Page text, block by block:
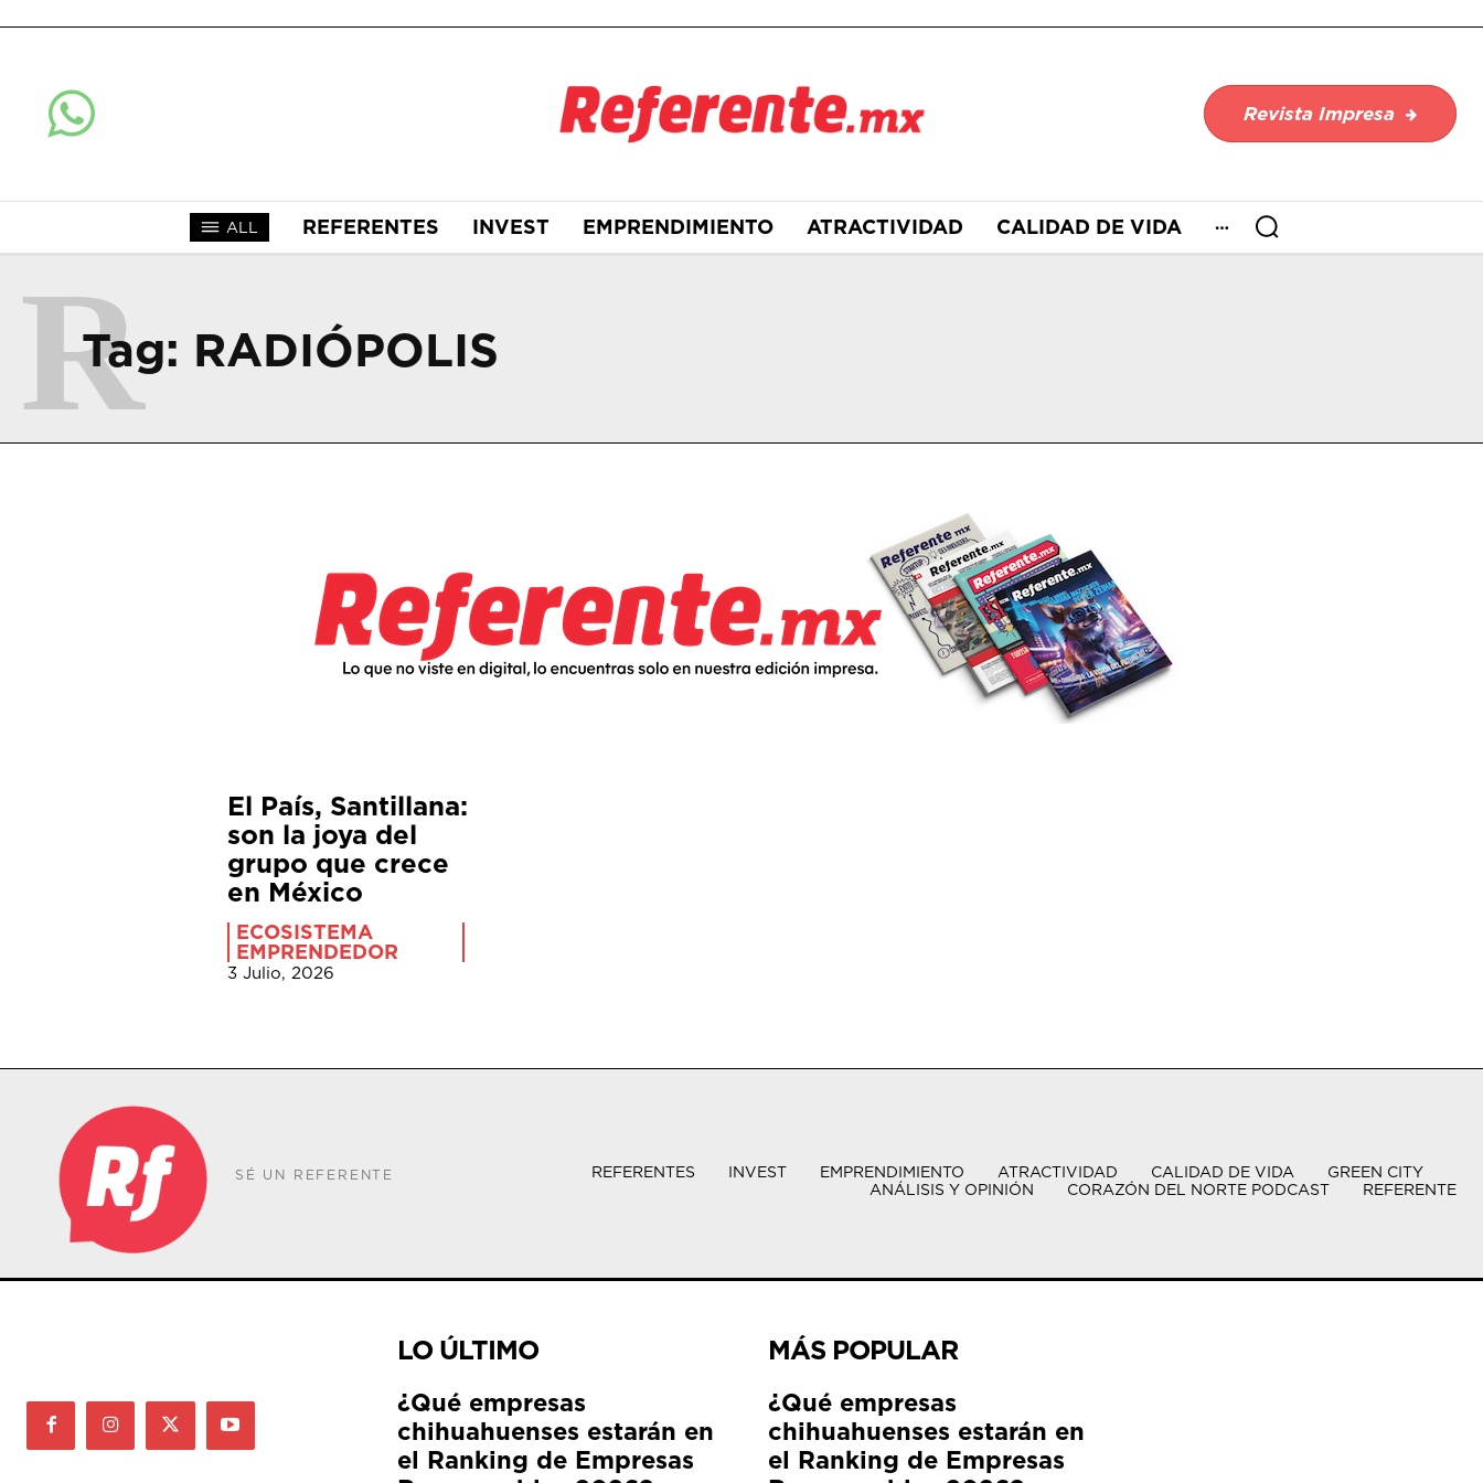
Revista Impresa
ALL REFERENTES INVEST EMPRENDIMIENTO ATRACTIVIDAD CALIDAD DE VIDA
Tag: RADIÓPOLIS
R
El País, Santillana:
son la joya del
grupo que crece
en México
ECOSISTEMA
EMPRENDEDOR
3 Julio, 2026
SÉ UN REFERENTE REFERENTES INVEST EMPRENDIMIENTO ATRACTIVIDAD CALIDAD DE VIDA
GREEN CITY
ANÁLISIS Y OPINIÓN
CORAZÓN DEL NORTE PODCAST REFERENTE
LO ÚLTIMO
¿Qué empresas
chihuahuenses estarán en
el Ranking de Empresas
MÁS POPULAR
¿Qué empresas
chihuahuenses estarán en
el Ranking de Empresas